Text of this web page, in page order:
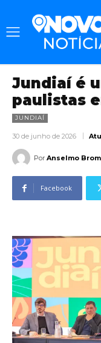
Jundiaí é
paulistas
JUNDIAÍ
30 de junho de 2026
Por Anselmo
Facebook